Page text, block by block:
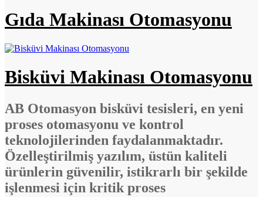
Gıda Makinası Otomasyonu
Bisküvi Makinası Otomasyonu
AB Otomasyon bisküvi tesisleri, en yeni
proses otomasyonu ve kontrol
teknolojilerinden faydalanmaktadır.
Özelleştirilmiş yazılım, üstün kaliteli
ürünlerin güvenilir, istikrarlı bir şekilde
işlenmesi için kritik proses